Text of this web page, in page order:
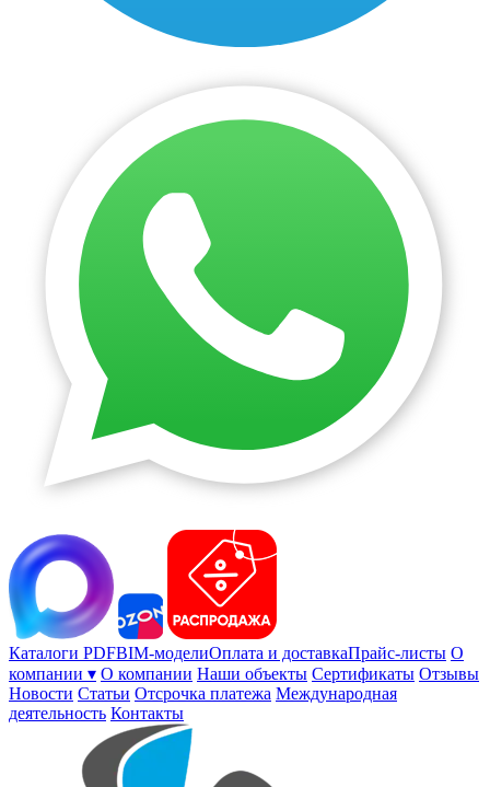
Каталоги PDFBIM-моделиОплата и доставкаПрайс-листы О
компании ▾ О компании Наши объекты Сертификаты Отзывы
Новости Статьи Отсрочка платежа Международная
деятельность Контакты